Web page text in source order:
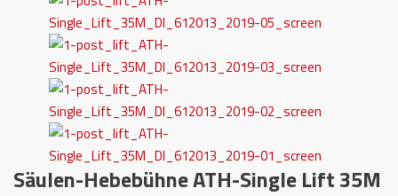
Säulen-Hebebühne ATH-Single Lift 35M